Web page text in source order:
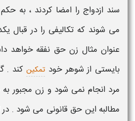
سند ازدواج را امضا کردند ، به
می شوند که تکالیفی را در قبال
عنوان مثال زن حق نفقه خواهد
بایستی از شوهر خود تمکینکند .
مرد انجام نمی شود و زن مجبور به
مطالبه این حق قانونی می شود .